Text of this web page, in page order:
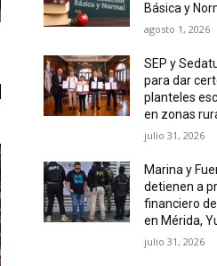
Básica y
agosto 1, 2026
SEP y
para dar
planteles
en zonas
julio 31, 2026
Marina y
detienen a
financiero
en Mérida,
julio 31, 2026